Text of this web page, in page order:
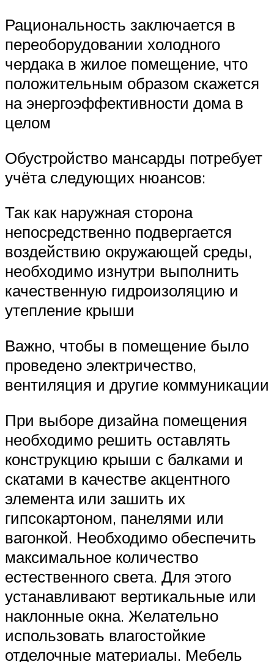
Рациональность заключается в
переоборудовании холодного
чердака в жилое помещение, что
положительным образом скажется
на энергоэффективности дома в
целом
Обустройство мансарды потребует
учёта следующих нюансов:
Так как наружная сторона
непосредственно подвергается
воздействию окружающей среды,
необходимо изнутри выполнить
качественную гидроизоляцию и
утепление крыши
Важно, чтобы в помещение было
проведено электричество,
вентиляция и другие коммуникации
При выборе дизайна помещения
необходимо решить оставлять
конструкцию крыши с балками и
скатами в качестве акцентного
элемента или зашить их
гипсокартоном, панелями или
вагонкой. Необходимо обеспечить
максимальное количество
естественного света. Для этого
устанавливают вертикальные или
наклонные окна. Желательно
использовать влагостойкие
отделочные материалы. Мебель